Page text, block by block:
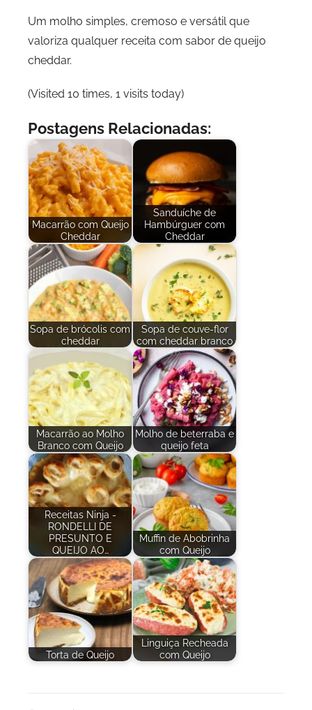
Um molho simples, cremoso e versátil que
valoriza qualquer receita com sabor de queijo
cheddar.
(Visited 10 times, 1 visits today)
Postagens Relacionadas:
Macarrão com Queijo
Cheddar
Sanduíche de
Hambúrguer com
Cheddar
Sopa de brócolis com
cheddar
Sopa de couve-flor
com cheddar branco
Macarrão ao Molho
Branco com Queijo
Molho de beterraba e
queijo feta
Receitas Ninja -
RONDELLI DE
PRESUNTO E
QUEIJO AO…
Muffin de Abobrinha
com Queijo
Torta de Queijo
Linguiça Recheada
com Queijo